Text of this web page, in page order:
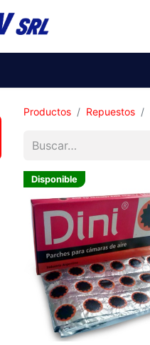
Productos Repuestos
Disponible